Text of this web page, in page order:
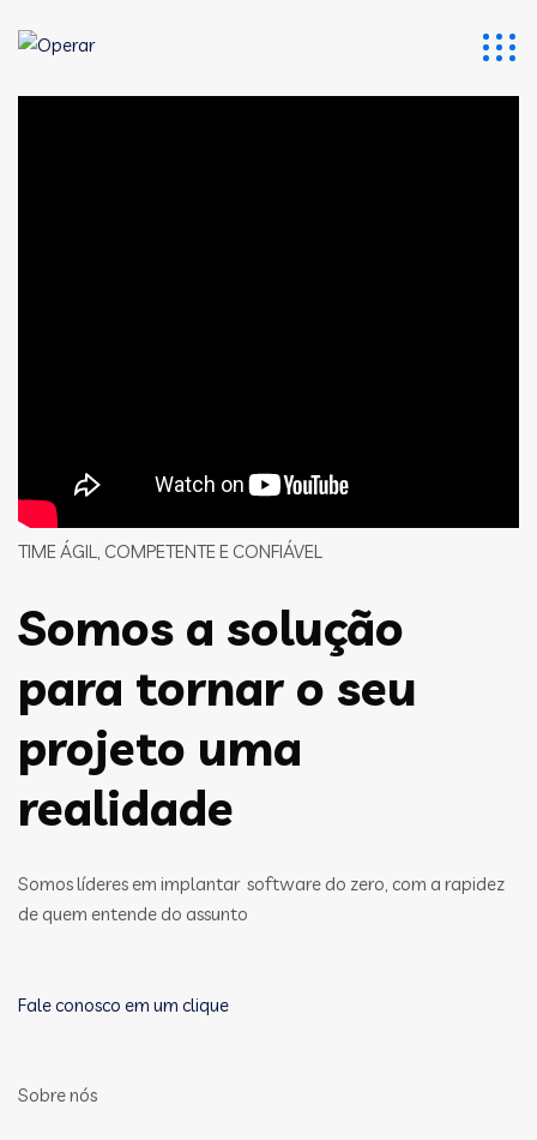
TIME ÁGIL, COMPETENTE E CONFIÁVEL
Somos a solução
para tornar o seu
projeto uma
realidade
Somos líderes em implantar software do zero, com a rapidez
de quem entende do assunto
Fale conosco em um clique
Sobre nós